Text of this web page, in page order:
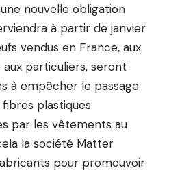
une nouvelle obligation
à partir de janvier
vendus en France, aux
particuliers, seront
à empêcher le passage
plastiques
par les vêtements au
la société Matter
pour promouvoir